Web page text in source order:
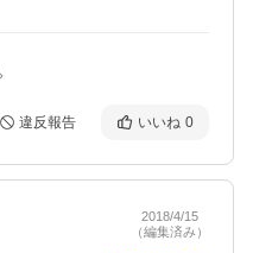
違反報告 いいね 0
2018/4/15
（編集済み）